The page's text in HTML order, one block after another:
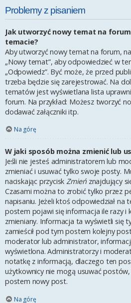
Problemy z pisaniem
Jak utworzyć nowy temat na
temacie?
Aby utworzyć nowy temat na forum,
„Nowy temat”, aby odpowiedzieć w
„Odpowiedz”. Być może, że przed
trzeba będzie się zarejestrować. Na
tematów jest wyświetlana lista
forum. Na przykład: Możesz tworzyć
dodawać załączniki itp.
Na górę
W jaki sposób można zmienić lub
Jeśli nie jesteś administratorem lub
zmieniać i usuwać tylko swoje posty.
naciskając przycisk Zmień znajdujący
Czasami można to zrobić tylko przez
napisaniu. Jeżeli ktoś odpowiedział
postem pojawi się informacja ile razy i
zmieniany. Informacja ta wyświetli się
zamieścił pod tym postem kolejny
moderator lub administrator,
wyświetlona. Administratorzy i
notatkę z informacją, dlaczego ten
użytkownicy nie mogą usuwać
postem nowy post.
Na górę